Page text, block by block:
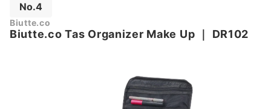
No.4
Biutte.co
Biutte.co Tas Organizer Make Up DR102